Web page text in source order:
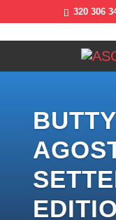
320 306